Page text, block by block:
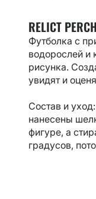
Tipsy
Tough
Vibro
Whitebait
INSPIRE
Kaban
LEVIN
Perfect
Versus
Strike
RELICT
Футболка с
водорослей и
рисунка.
увидят и
Состав и
нанесены
фигуре, а
градусов,